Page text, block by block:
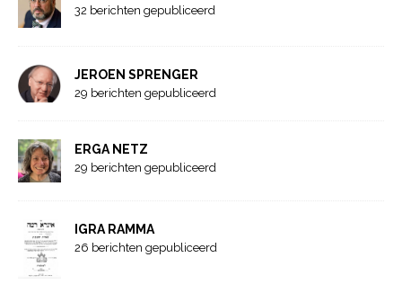
32 berichten gepubliceerd
JEROEN SPRENGER
29 berichten gepubliceerd
ERGA NETZ
29 berichten gepubliceerd
IGRA RAMMA
26 berichten gepubliceerd